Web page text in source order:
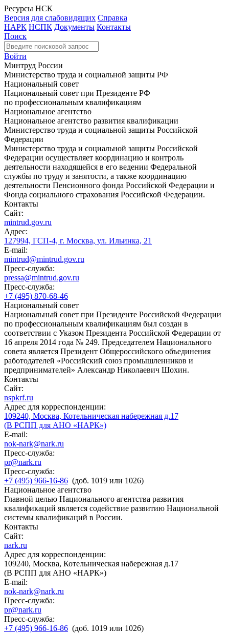
Ресурсы НСК
Версия для слабовидящих Справка
НАРК НСПК Документы Контакты
Поиск
Войти
Минтруд России
Министерство труда и социальной защиты РФ
Национальный совет
Национальный совет при Президенте РФ
по профессиональным квалификациям
Национальное агентство
Национальное агентство развития квалификации
Министерство труда и социальной защиты Российской
Федерации
Министерство труда и социальной защиты Российской
Федерации осуществляет координацию и контроль
деятельности находящейся в его ведении Федеральной
службы по труду и занятости, а также координацию
деятельности Пенсионного фонда Российской Федерации и
Фонда социального страхования Российской Федерации.
Контакты
Сайт:
mintrud.gov.ru
Адрес:
127994, ГСП-4, г. Москва, ул. Ильинка, 21
E-mail:
mintrud@mintrud.gov.ru
Пресс-служба:
pressa@mintrud.gov.ru
Пресс-служба:
+7 (495) 870-68-46
Национальный совет
Национальный совет при Президенте Российской Федерации
по профессиональным квалификациям был создан в
соответствии с Указом Президента Российской Федерации от
16 апреля 2014 года № 249. Председателем Национального
совета является Президент Общероссийского объединения
работодателей «Российский союз промышленников и
предпринимателей» Александр Николаевич Шохин.
Контакты
Сайт:
nspkrf.ru
Адрес для корреспонденции:
109240, Москва, Котельническая набережная д.17
(В РСПП для АНО «НАРК»)
E-mail:
nok-nark@nark.ru
Пресс-служба:
pr@nark.ru
Пресс-служба:
+7 (495) 966-16-86 (доб. 1019 или 1026)
Национальное агентство
Главной целью Национального агентства развития
квалификаций является содействие развитию Национальной
системы квалификаций в России.
Контакты
Сайт:
nark.ru
Адрес для корреспонденции:
109240, Москва, Котельническая набережная д.17
(В РСПП для АНО «НАРК»)
E-mail:
nok-nark@nark.ru
Пресс-служба:
pr@nark.ru
Пресс-служба:
+7 (495) 966-16-86 (доб. 1019 или 1026)